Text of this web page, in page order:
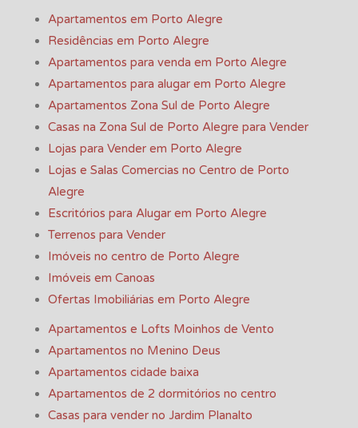
Apartamentos em Porto Alegre
Residências em Porto Alegre
Apartamentos para venda em Porto Alegre
Apartamentos para alugar em Porto Alegre
Apartamentos Zona Sul de Porto Alegre
Casas na Zona Sul de Porto Alegre para Vender
Lojas para Vender em Porto Alegre
Lojas e Salas Comercias no Centro de Porto
Alegre
Escritórios para Alugar em Porto Alegre
Terrenos para Vender
Imóveis no centro de Porto Alegre
Imóveis em Canoas
Ofertas Imobiliárias em Porto Alegre
Apartamentos e Lofts Moinhos de Vento
Apartamentos no Menino Deus
Apartamentos cidade baixa
Apartamentos de 2 dormitórios no centro
Casas para vender no Jardim Planalto